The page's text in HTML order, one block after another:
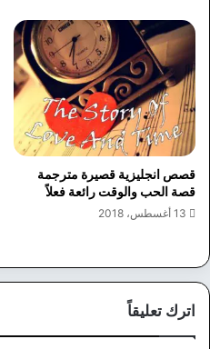
قصص انجليزية قصيرة مترجمة
قصة الحب والوقت رائعة فعلاً
13 أغسطس، 2018
اترك تعليقاً